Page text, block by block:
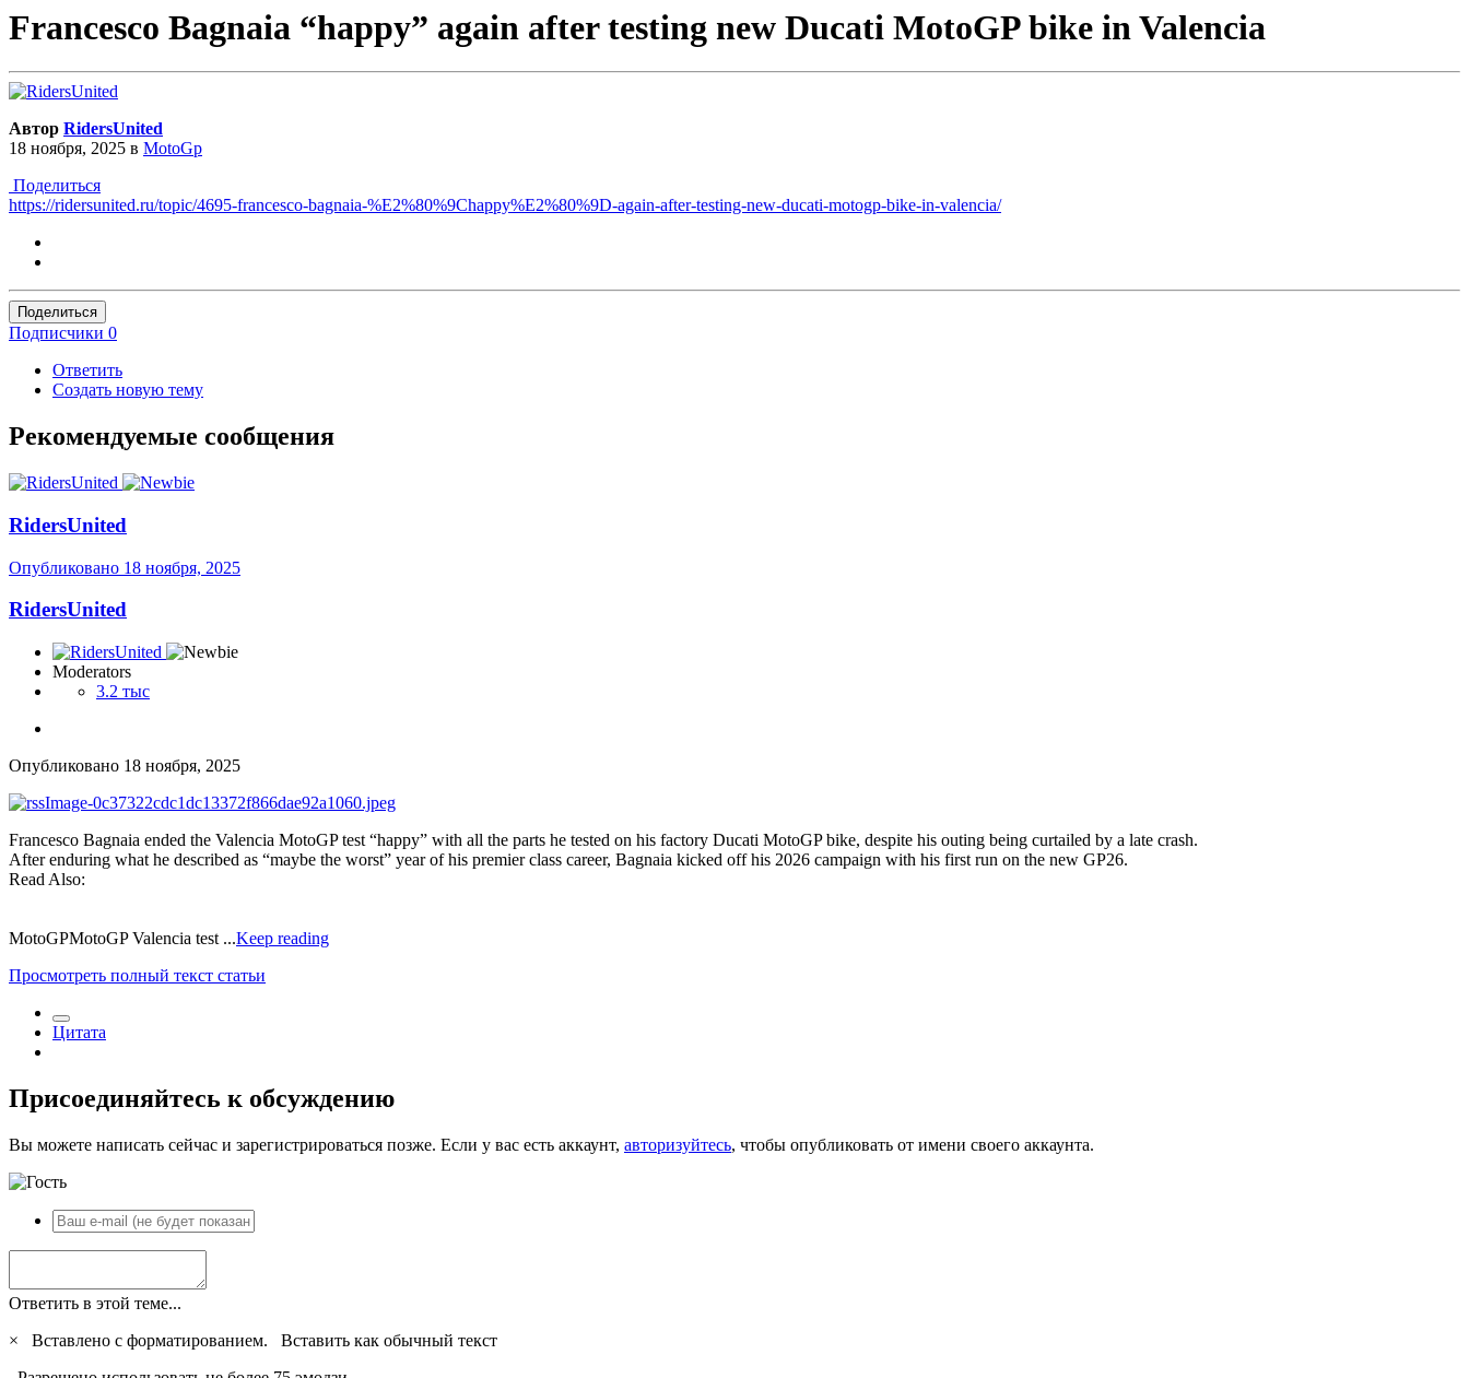
Francesco Bagnaia “happy” again after testing new Ducati MotoGP bike in Valencia
Автор RidersUnited
18 ноября, 2025 в MotoGp
Поделиться
https://ridersunited.ru/topic/4695-francesco-bagnaia-%E2%80%9Chappy%E2%80%9D-again-after-testing-new-ducati-motogp-bike-in-valencia/
Поделиться
Подписчики 0
Ответить
Создать новую тему
Рекомендуемые сообщения
RidersUnited
Опубликовано 18 ноября, 2025
RidersUnited
Moderators
3.2 тыс
Опубликовано 18 ноября, 2025
Francesco Bagnaia ended the Valencia MotoGP test “happy” with all the parts he tested on his factory Ducati MotoGP bike, despite his outing being curtailed by a late crash.
After enduring what he described as “maybe the worst” year of his premier class career, Bagnaia kicked off his 2026 campaign with his first run on the new GP26.
Read Also:
MotoGPMotoGP Valencia test ...Keep reading
Просмотреть полный текст статьи
Цитата
Присоединяйтесь к обсуждению
Вы можете написать сейчас и зарегистрироваться позже. Если у вас есть аккаунт, авторизуйтесь, чтобы опубликовать от имени своего аккаунта.
Ответить в этой теме...
×
Вставлено с форматированием. Вставить как обычный текст